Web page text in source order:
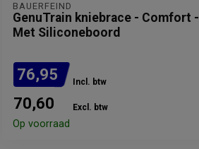
BAUERFEIND
GenuTrain kniebrace - Comfort -
Met Siliconeboord
76,95 Incl. btw
70,60 Excl. btw
Op voorraad